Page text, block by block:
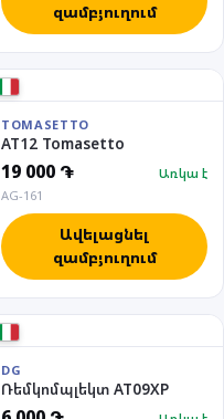
զամբյուղում
TOMASETTO
AT12 Tomasetto
19 000 ֏
Առկա է
AG-161
Ավելացնել
զամբյուղում
DG
Ռեմկոմպլեկտ AT09XP